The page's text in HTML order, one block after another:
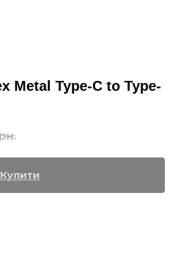
Metal Type-C to Type-
Купити